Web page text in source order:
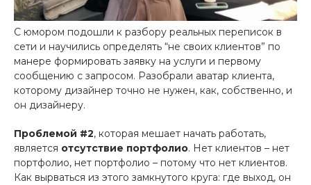
С юмором подошли к разбору реальных переписок в
сети и научились определять “не своих клиентов” по
манере формировать заявку на услуги и первому
сообщению с запросом. Разобрали аватар клиента,
которому дизайнер точно не нужен, как, собственно, и
он дизайнеру.
Проблемой #2, которая мешает начать работать,
является отсутствие портфолио. Нет клиентов – нет
портфолио, нет портфолио – потому что нет клиентов.
Как вырваться из этого замкнутого круга: где выход, он